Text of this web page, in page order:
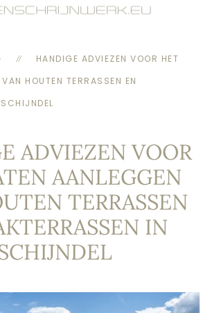
HANDIGE ADVIEZEN VOOR HET
HOUTEN TERRASSEN EN
ADVIEZEN VOOR
AANLEGGEN
TERRASSEN
IN